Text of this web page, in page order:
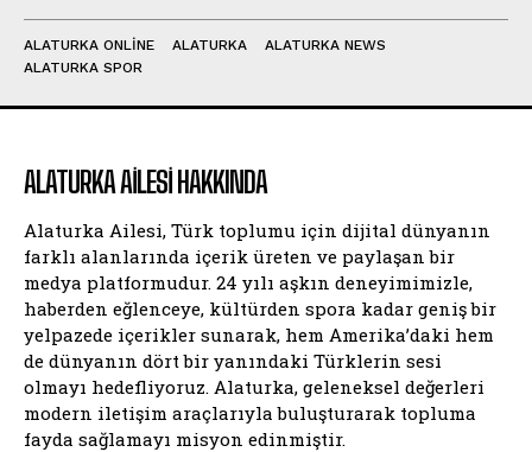
ALATURKA ONLINE ALATURKA
ALATURKA NEWS
ALATURKA SPOR
ALATURKA AILESI HAKKINDA
Alaturka Ailesi, Türk toplumu için dijital dünyanın
farklı alanlarında içerik üreten ve paylaşan bir
medya platformudur. 24 yılı aşkın deneyimimizle,
haberden eğlenceye, kültürden spora kadar geniş bir
yelpazede içerikler sunarak, hem Amerika’daki hem
de dünyanın dört bir yanındaki Türklerin sesi
olmayı hedefliyoruz. Alaturka, geleneksel değerleri
modern iletişim araçlarıyla buluşturarak topluma
fayda sağlamayı misyon edinmiştir.